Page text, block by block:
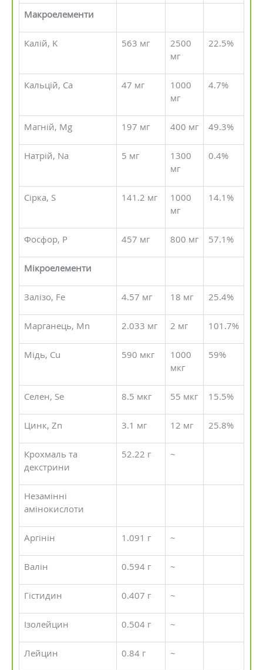
Макроелементи
Калій, K 563 мг
2500
мг
22.5%
Кальцій, Ca 47 мг
1000
мг
4.7%
Магній, Mg 197 мг 400 мг 49.3%
Натрій, Na 5 мг
1300
мг
0.4%
Сірка, S 141.2 мг
1000
мг
14.1%
Фосфор, P 457 мг 800 мг 57.1%
Мікроелементи
Залізо, Fe 4.57 мг 18 мг 25.4%
Марганець, Mn 2.033 мг 2 мг 101.7%
Мідь, Cu 590 мкг
1000
мкг
59%
Селен, Se 8.5 мкг 55 мкг 15.5%
Цинк, Zn 3.1 мг 12 мг 25.8%
Крохмаль та
декстрини
52.22 г ~
Незамінні
амінокислоти
Аргінін 1.091 г ~
Валін 0.594 г ~
Гістидин 0.407 г ~
Ізолейцин 0.504 г ~
Лейцин 0.84 г ~